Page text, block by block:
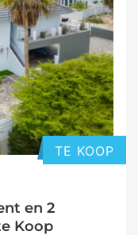
TE KOOP
en 2
Koop